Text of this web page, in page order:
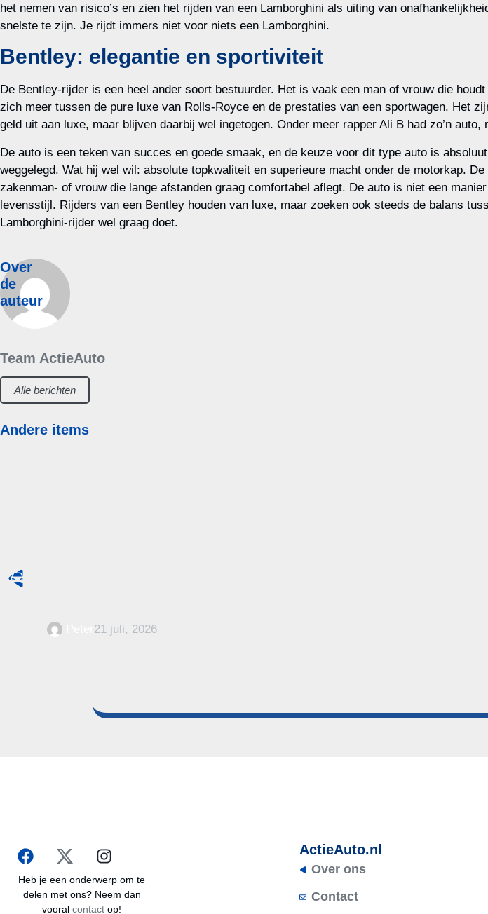
het nemen van risico’s en zien het rijden van een Lamborghini als uiting van
snelste te zijn. Je rijdt immers niet voor niets een Lamborghini.
Bentley: elegantie en sportiviteit
De Bentley-rijder is een heel ander soort bestuurder. Het is vaak een man of vrouw die
zich meer tussen de pure luxe van Rolls-Royce en de prestaties van een sportwagen. Het
geld uit aan luxe, maar blijven daarbij wel ingetogen. Onder meer rapper Ali B had zo’n
De auto is een teken van succes en goede smaak, en de keuze voor dit type auto is
weggelegd. Wat hij wel wil: absolute topkwaliteit en superieure macht onder de motorkap.
zakenman- of vrouw die lange afstanden graag comfortabel aflegt. De auto is niet een
levensstijl. Rijders van een Bentley houden van luxe, maar zoeken ook steeds de balans
Lamborghini-rijder wel graag doet.
Over
de
auteur
Team ActieAuto
Alle berichten
Andere items
21 juli, 2026
Heb je een onderwerp om te
delen met ons? Neem dan
vooralcontact op!
ActieAuto.nl
Over ons
Contact